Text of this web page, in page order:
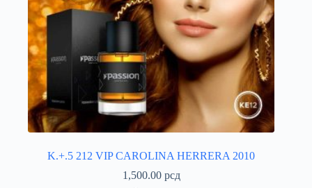
K.+.5 212 VIP CAROLINA HERRERA 2010
1,500.00 рсд